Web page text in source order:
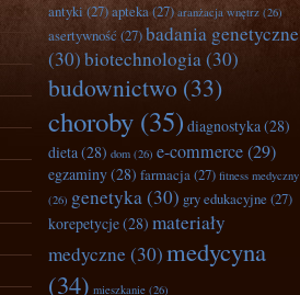
antyki(27)apteka(27) aranżacja wnętrz (26)
asertywność (27)badania genetyczne
(30)biotechnologia(30)
budownictwo (33)
choroby (35) diagnostyka(28)
dieta(28) dom (26) e-commerce(29)
egzaminy(28) farmacja(27) fitness medyczny
(26) genetyka(30) gry edukacyjne (27)
korepetycje(28) materiały
medyczne (30)medycyna
(34) mieszkanie (26)